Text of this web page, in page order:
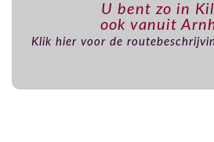
U bent zo in
ook vanuit
Klik hier voor de